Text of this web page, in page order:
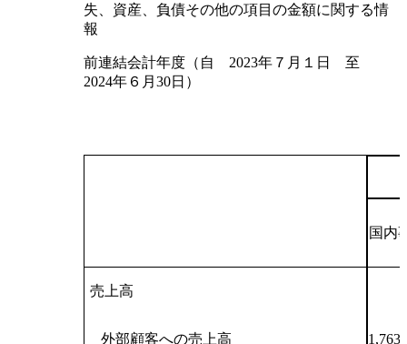
失、資産、負債その他の項目の金額に関する情
報
前連結会計年度（自 2023年７月１日 至
2024年６月30日）
国内
売上高
外部顧客への売上高